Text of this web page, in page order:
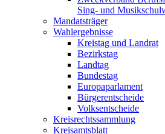
Sing- und
Mandatsträger
Wahlergebnisse
Kreistag und Landrat
Bezirkstag
Landtag
Bundestag
Europaparlament
Bürgerentscheide
Volksentscheide
Kreisrechtssammlung
Kreisamtsblatt